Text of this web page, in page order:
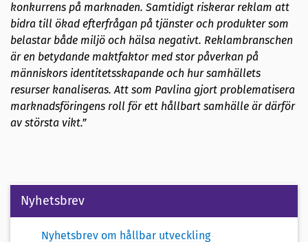
konkurrens på marknaden. Samtidigt riskerar reklam att
bidra till ökad efterfrågan på tjänster och produkter som
belastar både miljö och hälsa negativt. Reklambranschen
är en betydande maktfaktor med stor påverkan på
människors identitetsskapande och hur samhällets
resurser kanaliseras. Att som Pavlina gjort problematisera
marknadsföringens roll för ett hållbart samhälle är därför
av största vikt.”
Nyhetsbrev
Nyhetsbrev om hållbar utveckling